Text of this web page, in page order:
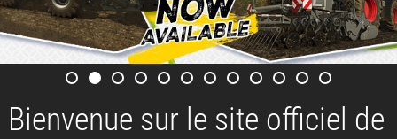
Bienvenue sur le site officiel de